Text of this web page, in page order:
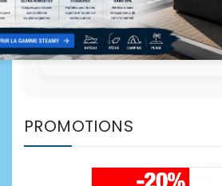
PROMOTIONS